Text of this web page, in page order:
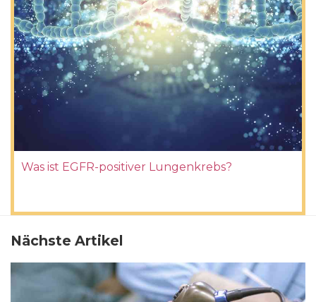
Was ist EGFR-positiver Lungenkrebs?
Nächste Artikel